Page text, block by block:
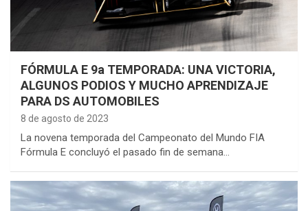
FÓRMULA E 9a TEMPORADA: UNA VICTORIA,
ALGUNOS PODIOS Y MUCHO APRENDIZAJE
PARA DS AUTOMOBILES
8 de agosto de 2023
La novena temporada del Campeonato del Mundo FIA
Fórmula E concluyó el pasado fin de semana…